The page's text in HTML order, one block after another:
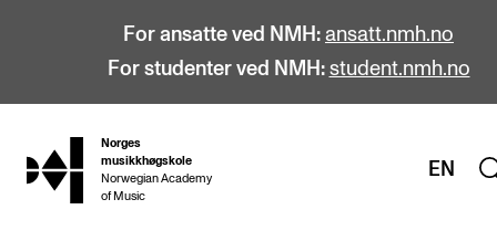
For ansatte ved NMH: ansatt.nmh.no
For studenter ved NMH: student.nmh.no
hjem
Norges
musikkhøgskole
Norwegian Academy
of Music
EN